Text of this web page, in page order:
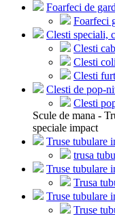
Foarfeci de gard
Foarfeci
Clesti speciali,
Clesti
Clesti
Clesti
Clesti de pop-
Clesti
Scule de mana -
speciale impact
Truse tubulare
trusa
Truse tubulare
Trusa
Truse tubulare
Truse